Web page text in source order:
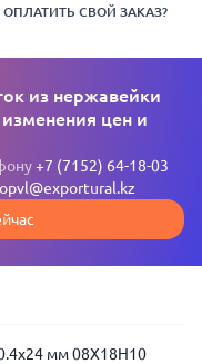
ОПЛАТИТЬ СВОЙ ЗАКАЗ?
из нержавейки
цен и
+7 (7152) 64-18-03
мм 08Х18Н10